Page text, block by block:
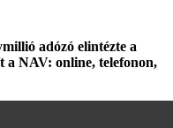
adózó elintézte a
a NAV: online, telefonon,